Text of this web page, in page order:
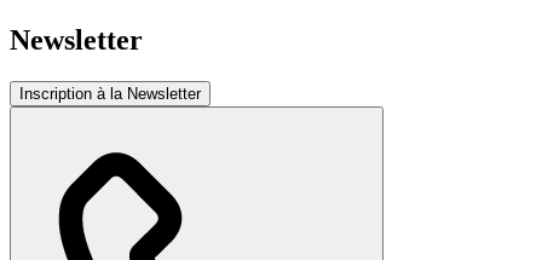
Newsletter
Inscription à la Newsletter